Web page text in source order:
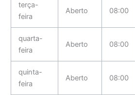
terça-
feira
Aberto 08:00
quarta-
feira
Aberto 08:00
quinta-
feira
Aberto 08:00